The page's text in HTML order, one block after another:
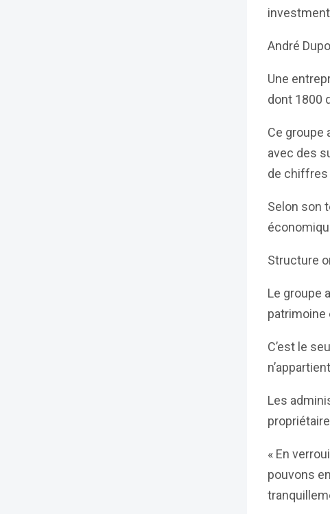
investment
André
Une
dont 1800
Ce groupe
avec des
de chiffres
Selon son
Structure
Le groupe
patrimoine
C’est le
Les
« En
pouvons